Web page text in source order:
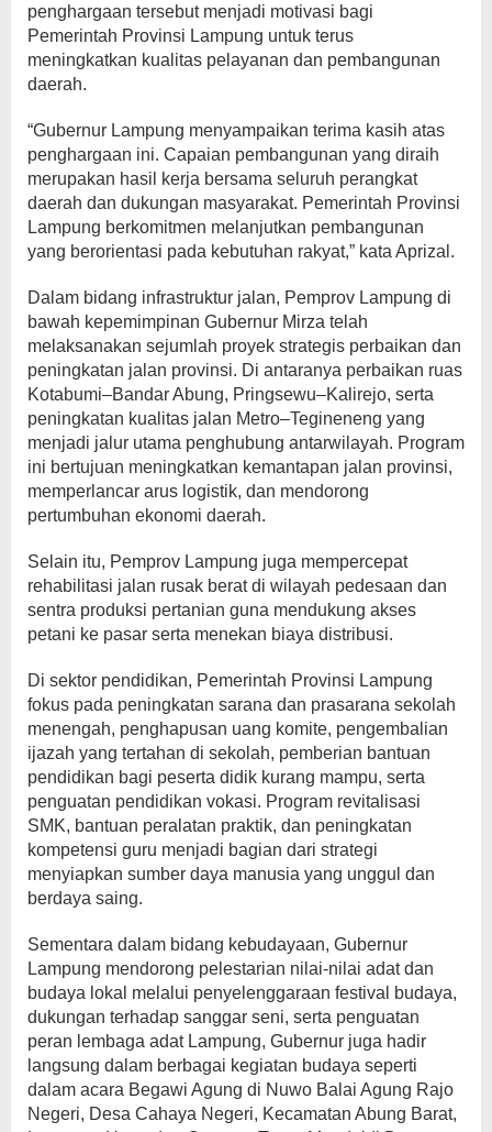
penghargaan tersebut menjadi motivasi bagi
Pemerintah Provinsi Lampung untuk terus
meningkatkan kualitas pelayanan dan pembangunan
daerah.
“Gubernur Lampung menyampaikan terima kasih atas
penghargaan ini. Capaian pembangunan yang diraih
merupakan hasil kerja bersama seluruh perangkat
daerah dan dukungan masyarakat. Pemerintah Provinsi
Lampung berkomitmen melanjutkan pembangunan
yang berorientasi pada kebutuhan rakyat,” kata Aprizal.
Dalam bidang infrastruktur jalan, Pemprov Lampung di
bawah kepemimpinan Gubernur Mirza telah
melaksanakan sejumlah proyek strategis perbaikan dan
peningkatan jalan provinsi. Di antaranya perbaikan ruas
Kotabumi–Bandar Abung, Pringsewu–Kalirejo, serta
peningkatan kualitas jalan Metro–Tegineneng yang
menjadi jalur utama penghubung antarwilayah. Program
ini bertujuan meningkatkan kemantapan jalan provinsi,
memperlancar arus logistik, dan mendorong
pertumbuhan ekonomi daerah.
Selain itu, Pemprov Lampung juga mempercepat
rehabilitasi jalan rusak berat di wilayah pedesaan dan
sentra produksi pertanian guna mendukung akses
petani ke pasar serta menekan biaya distribusi.
Di sektor pendidikan, Pemerintah Provinsi Lampung
fokus pada peningkatan sarana dan prasarana sekolah
menengah, penghapusan uang komite, pengembalian
ijazah yang tertahan di sekolah, pemberian bantuan
pendidikan bagi peserta didik kurang mampu, serta
penguatan pendidikan vokasi. Program revitalisasi
SMK, bantuan peralatan praktik, dan peningkatan
kompetensi guru menjadi bagian dari strategi
menyiapkan sumber daya manusia yang unggul dan
berdaya saing.
Sementara dalam bidang kebudayaan, Gubernur
Lampung mendorong pelestarian nilai-nilai adat dan
budaya lokal melalui penyelenggaraan festival budaya,
dukungan terhadap sanggar seni, serta penguatan
peran lembaga adat Lampung, Gubernur juga hadir
langsung dalam berbagai kegiatan budaya seperti
dalam acara Begawi Agung di Nuwo Balai Agung Rajo
Negeri, Desa Cahaya Negeri, Kecamatan Abung Barat,